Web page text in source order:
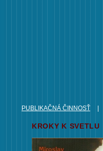
PUBLIKAČNÁ ČINNOSŤ
KROKY K SVETLU